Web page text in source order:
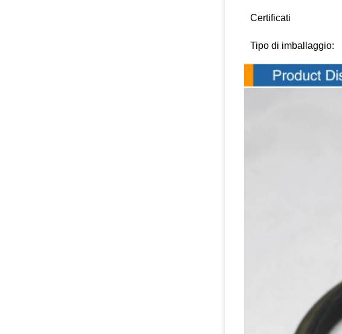
Certificati
Tipo di imballaggio: